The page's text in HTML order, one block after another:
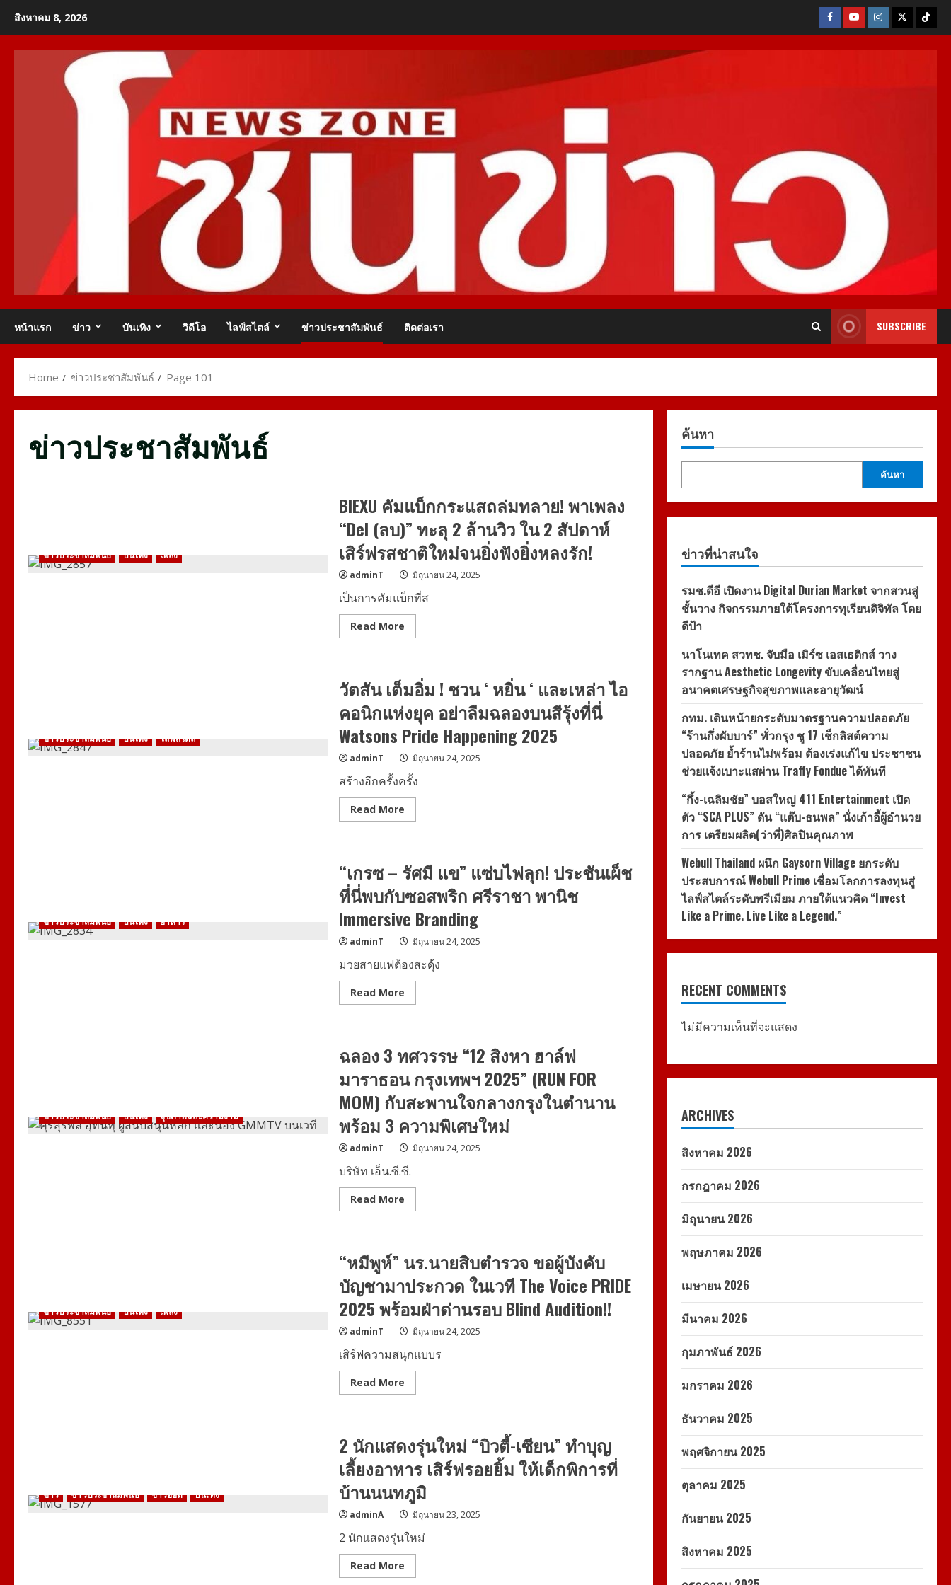
สิงหาคม 8, 2026 Facebook
YoutubeInstagram
X
หน้าแรก ข่าว บันเทิง วิดีโอ ไลฟ์สไตล์ ข่าวประชาสัมพันธ์ ติดต่อเรา SUBSCRIBE
Home ข่าวประชาสัมพันธ์ Page 101
ข่าวประชาสัมพันธ์
ข่าวประชาสัมพันธ์ บันเทิง เพลง
BIEXU คัมแบ็กกระแสถล่มทลาย! พาเพลง
“Del (ลบ)” ทะลุ 2 ล้านวิว ใน 2 สัปดาห์
เสิร์ฟรสชาติใหม่จนยิ่งฟังยิ่งหลงรัก!
adminT มิถุนายน 24, 2025
เป็นการคัมแบ็กที่ส
Read MoreRead
more
ระ
แส
ทลาย!
พา
เพลง
“Del
(ลบ)”
ทะลุ 2 ล้าน
วิว
ใน 2 สัปดาห์
ใหม่
จน
หลง
รัก!
ข่าวประชาสัมพันธ์ บันเทิง ไลฟ์สไตล์
วัตสัน เต็มอิ่ม ! ชวน ‘ หยิ่น ‘ และเหล่า ไอ
คอนิกแห่งยุค อย่าลืมฉลองบนสีรุ้งที่นี่
Watsons Pride Happening 2025
adminT มิถุนายน 24, 2025
สร้างอีกครั้งครั้ง
Read MoreRead
more
อิ่ม
!
‘
หยิ่น
‘
และ
เหล่า
ไอ
นิก
อย่า
ลืม
ที่
นี่
Watsons
Pride
Happening
2025
ข่าวประชาสัมพันธ์ บันเทิง อาหาร
“เกรซ – รัศมี แข” แซ่บไฟลุก! ประชันเผ็ช
ที่นี่พบกับซอสพริก ศรีราชา พานิช
Immersive Branding
adminT มิถุนายน 24, 2025
มวยสายแฟต้องสะดุ้ง
Read MoreRead
more
แข”
แซ่
ไฟ
ลุก!
ประ
ชัน
เผ็ช
ที่
นี่
พบ
ซอส
พริก
ศรีราชา
พา
นิช
ข่าวประชาสัมพันธ์ บันเทิง สุขภาพและความงาม
ฉลอง 3 ทศวรรษ “12 สิงหา ฮาล์ฟ
มาราธอน กรุงเทพฯ 2025” (RUN FOR
MOM) กับสะพานใจกลางกรุงในตำนาน
พร้อม 3 ความพิเศษใหม่
adminT มิถุนายน 24, 2025
บริษัท เอ็น.ซี.ซี.
Read MoreRead
more
“12
สิง
หา
ฮาล์ฟ
มาราธอน
กรุงเทพฯ
2025”
(RUN
FOR
กับ
สะพาน
กรุง
ใน
ความ
พิเศษ
ใหม่
ข่าวประชาสัมพันธ์ บันเทิง เพลง
“หมีพูห์” นร.นายสิบตำรวจ ขอผู้บังคับ
บัญชามาประกวด ในเวที The Voice PRIDE
2025 พร้อมฝ่าด่านรอบ Blind Audition!!
adminT มิถุนายน 24, 2025
เสิร์ฟความสนุกแบบร
Read MoreRead
more
สิบ
ตำรวจ
ผู้
บังคับ
บัญชา
มา
ประกวด
ใน
เวที
The
2025
พร้อม
ข่าว ข่าวประชาสัมพันธ์ ข่าวฮอต บันเทิง
2 นักแสดงรุ่นใหม่ “บิวตี้-เซียน” ทำบุญ
เลี้ยงอาหาร เสิร์ฟรอยยิ้ม ให้เด็กพิการที่
บ้านนนทภูมิ
adminA มิถุนายน 23, 2025
2 นักแสดงรุ่นใหม่
Read MoreRead
more
ค้นหา
ค้นหา
ข่าวที่น่าสนใจ
รมช.ดีอี เปิดงาน Digital Durian Market จากสวนสู่
ชั้นวาง กิจกรรมภายใต้โครงการทุเรียนดิจิทัล โดย
ดีป้า
นาโนเทค สวทช. จับมือ เมิร์ซ เอสเธติกส์ วาง
รากฐาน Aesthetic Longevity ขับเคลื่อนไทยสู่
อนาคตเศรษฐกิจสุขภาพและอายุวัฒน์
กทม. เดินหน้ายกระดับมาตรฐานความปลอดภัย
“ร้านกึ่งผับบาร์” ทั่วกรุง ชู 17 เช็กลิสต์ความ
ปลอดภัย ย้ำร้านไม่พร้อม ต้องเร่งแก้ไข ประชาชน
ช่วยแจ้งเบาะแสผ่าน Traffy Fondue ได้ทันที
“กึ้ง-เฉลิมชัย” บอสใหญ่ 411 Entertainment เปิด
ตัว “SCA PLUS” ดัน “แต๊บ-ธนพล” นั่งเก้าอี้ผู้อำนวย
การ เตรียมผลิต(ว่าที่)ศิลปินคุณภาพ
Webull Thailand ผนึก Gaysorn Village ยกระดับ
ประสบการณ์ Webull Prime เชื่อมโลกการลงทุนสู่
ไลฟ์สไตล์ระดับพรีเมียม ภายใต้แนวคิด “Invest
Like a Prime. Live Like a Legend.”
RECENT COMMENTS
ไม่มีความเห็นที่จะแสดง
ARCHIVES
สิงหาคม 2026
กรกฎาคม 2026
มิถุนายน 2026
พฤษภาคม 2026
เมษายน 2026
มีนาคม 2026
กุมภาพันธ์ 2026
มกราคม 2026
ธันวาคม 2025
พฤศจิกายน 2025
ตุลาคม 2025
กันยายน 2025
สิงหาคม 2025